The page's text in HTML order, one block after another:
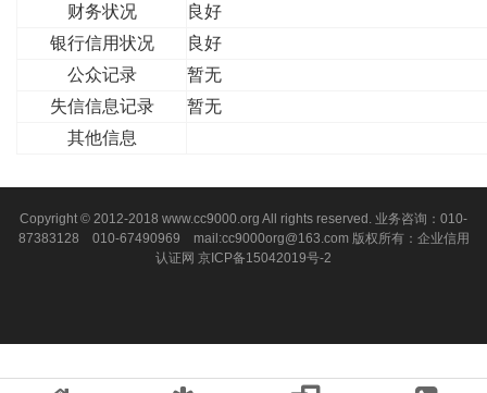
财务状况
良好
银行信用状况
良好
公众记录
暂无
失信信息记录
暂无
其他信息
Copyright © 2012-2018 www.cc9000.org All rights reserved. 业务咨询：010-
87383128 010-67490969 mail:cc9000org@163.com 版权所有：企业信用
认证网 京ICP备15042019号-2